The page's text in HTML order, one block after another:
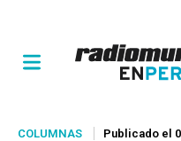
COLUMNAS Publicado el